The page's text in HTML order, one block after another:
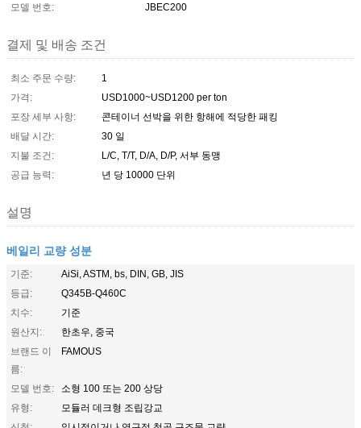
모델 번호:
JBEC200
결제 및 배송 조건
최소 주문 수량:
1
가격:
USD1000~USD1200 per ton
포장 세부 사항:
콘테이너 선박을 위한 항해에 적당한 패킹
배달 시간:
30 일
지불 조건:
L/C, T/T, D/A, D/P, 서부 동맹
공급 능력:
년 당 10000 단위
설명
베일리 교량 성분
기준:
AiSi, ASTM, bs, DIN, GB, JIS
등급:
Q345B-Q460C
치수:
기준
원산지:
한초우, 중국
브랜드 이
름:
FAMOUS
모델 번호:
소형 100 또는 200 상당
유형:
모듈러 데크형 조립강교